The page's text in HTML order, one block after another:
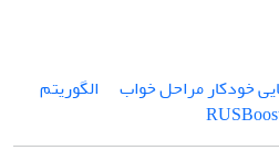
خودکار مراحل خواب
الگوریتم